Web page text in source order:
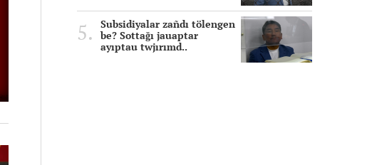
Subsidiyalar zañdı tölengen
be? Sottağı jauaptar
ayıptau twjırımd..